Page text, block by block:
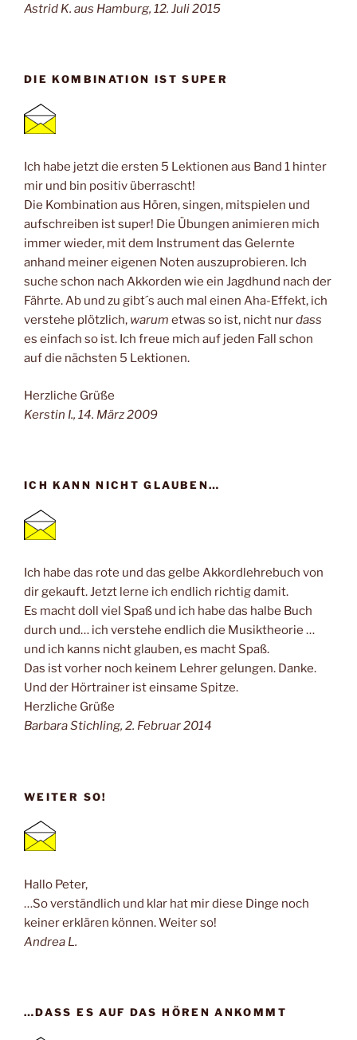
Astrid K. aus Hamburg, 12. Juli 2015
DIE KOMBINATION IST SUPER
Ich habe jetzt die ersten 5 Lektionen aus Band 1 hinter
mir und bin positiv überrascht!
Die Kombination aus Hören, singen, mitspielen und
aufschreiben ist super! Die Übungen animieren mich
immer wieder, mit dem Instrument das Gelernte
anhand meiner eigenen Noten auszuprobieren. Ich
suche schon nach Akkorden wie ein Jagdhund nach der
Fährte. Ab und zu gibt´s auch mal einen Aha-Effekt, ich
verstehe plötzlich, warum etwas so ist, nicht nurdass
es einfach so ist. Ich freue mich auf jeden Fall schon
auf die nächsten 5 Lektionen.
Herzliche Grüße
Kerstin I., 14. März 2009
ICH KANN NICHT GLAUBEN…
Ich habe das rote und das gelbe Akkordlehrebuch von
dir gekauft. Jetzt lerne ich endlich richtig damit.
Es macht doll viel Spaß und ich habe das halbe Buch
durch und… ich verstehe endlich die Musiktheorie …
und ich kanns nicht glauben, es macht Spaß.
Das ist vorher noch keinem Lehrer gelungen. Danke.
Und der Hörtrainer ist einsame Spitze.
Herzliche Grüße
Barbara Stichling, 2. Februar 2014
WEITER SO!
Hallo Peter,
…So verständlich und klar hat mir diese Dinge noch
keiner erklären können. Weiter so!
Andrea L.
…DASS ES AUF DAS HÖREN ANKOMMT